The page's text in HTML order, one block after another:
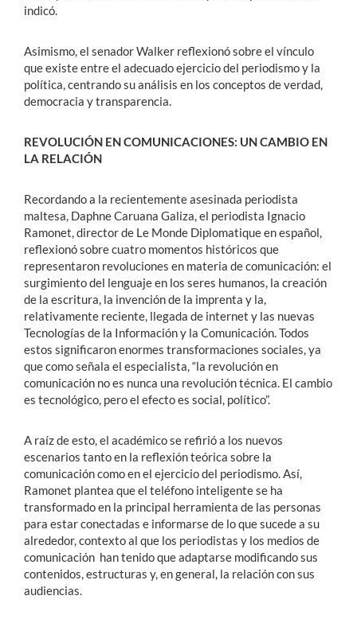
indicó.
Asimismo, el senador Walker reflexionó sobre el vínculo
que existe entre el adecuado ejercicio del periodismo y la
política, centrando su análisis en los conceptos de verdad,
democracia y transparencia.
REVOLUCIÓN EN COMUNICACIONES: UN CAMBIO EN
LA RELACIÓN
Recordando a la recientemente asesinada periodista
maltesa, Daphne Caruana Galiza, el periodista Ignacio
Ramonet, director de Le Monde Diplomatique en español,
reflexionó sobre cuatro momentos históricos que
representaron revoluciones en materia de comunicación: el
surgimiento del lenguaje en los seres humanos, la creación
de la escritura, la invención de la imprenta y la,
relativamente reciente, llegada de internet y las nuevas
Tecnologías de la Información y la Comunicación. Todos
estos significaron enormes transformaciones sociales, ya
que como señala el especialista, “la revolución en
comunicación no es nunca una revolución técnica. El cambio
es tecnológico, pero el efecto es social, político”.
A raíz de esto, el académico se refirió a los nuevos
escenarios tanto en la reflexión teórica sobre la
comunicación como en el ejercicio del periodismo. Así,
Ramonet plantea que el teléfono inteligente se ha
transformado en la principal herramienta de las personas
para estar conectadas e informarse de lo que sucede a su
alrededor, contexto al que los periodistas y los medios de
comunicación han tenido que adaptarse modificando sus
contenidos, estructuras y, en general, la relación con sus
audiencias.